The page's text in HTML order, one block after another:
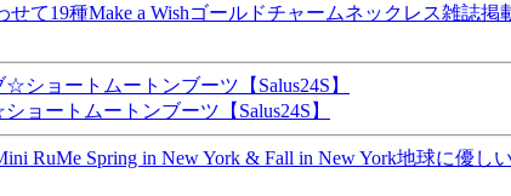
て19種Make a Wishゴールドチャームネックレス雑誌
ートムートンブーツ【Salus24S】